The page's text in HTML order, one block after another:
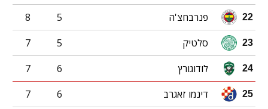
22 פנרבחצ'ה 5
8
23 סלטיק 5
7
24 לודוגורץ 6
7
25 דינמו זאגרב 6
7